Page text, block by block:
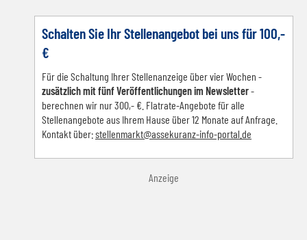
Schalten Sie Ihr Stellenangebot bei uns für 100,-
€
Für die Schaltung Ihrer Stellenanzeige über vier Wochen -
zusätzlich mit fünf Veröffentlichungen im Newsletter-
berechnen wir nur 300,- €. Flatrate-Angebote für alle
Stellenangebote aus Ihrem Hause über 12 Monate auf Anfrage.
Kontakt über:stellenmarkt@assekuranz-info-portal.de
Anzeige